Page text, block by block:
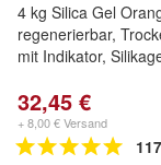
4 kg Silica Gel
regenerierbar,
mit Indikator,
32,45 €
+ 8,00 € Versand
117